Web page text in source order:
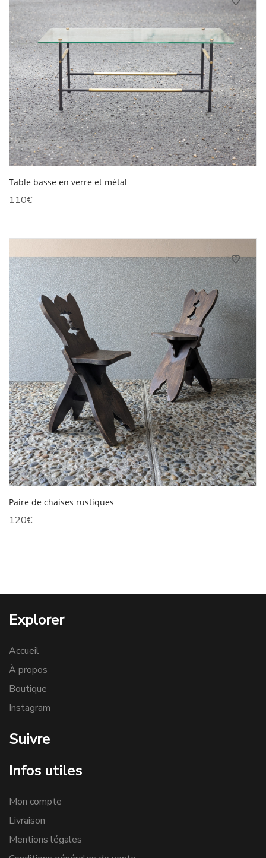
Table basse en verre et métal
110€
Paire de chaises rustiques
120€
Explorer
Accueil
À propos
Boutique
Instagram
Suivre
Infos utiles
Mon compte
Livraison
Mentions légales